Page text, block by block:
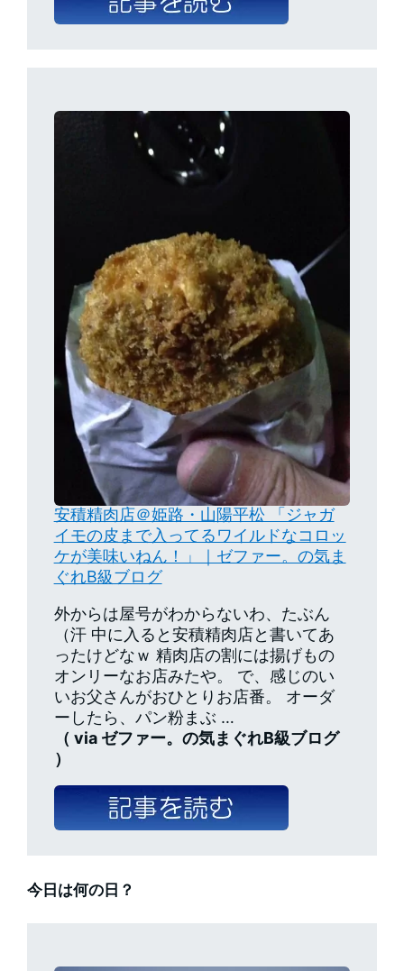
安積精肉店＠姫路・山陽平松 「ジャガ
イモの皮まで入ってるワイルドなコロッ
ケが美味いねん！」｜ゼファー。の気ま
ぐれB級ブログ
外からは屋号がわからないわ、たぶん
（汗 中に入ると安積精肉店と書いてあ
ったけどなｗ 精肉店の割には揚げもの
オンリーなお店みたや。 で、感じのい
いお父さんがおひとりお店番。 オーダ
ーしたら、パン粉まぶ …
（ via ゼファー。の気まぐれB級ブログ
）
今日は何の日？